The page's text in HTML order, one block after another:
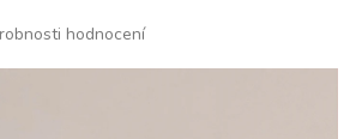
hodnocení